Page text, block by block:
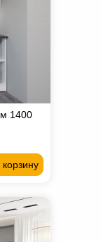
1400
корзину